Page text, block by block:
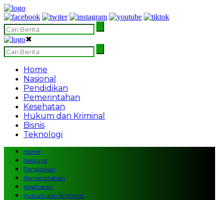
✖
Home
Nasional
Pendidikan
Pemerintahan
Kesehatan
Hukum dan Kriminal
Bisnis
Teknologi
Home
Nasional
Pendidikan
Pemerintahan
Kesehatan
Hukum dan Kriminal